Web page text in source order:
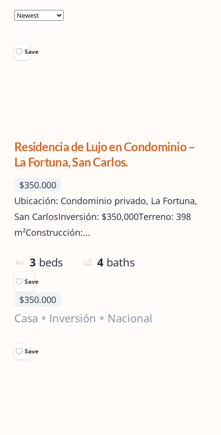
Save
Residencia de Lujo en Condominio –
La Fortuna, San Carlos.
$350.000
Ubicación: Condominio privado, La Fortuna,
San CarlosInversión: $350,000Terreno: 398
m²Construcción:...
3 beds 4 baths
Save
$350.000
Casa Inversión Nacional
Save